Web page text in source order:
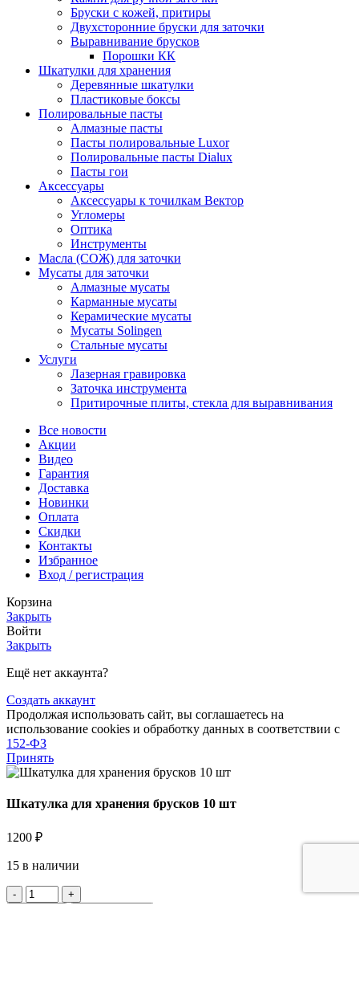
Бруски с кожей, притиры
Двухсторонние бруски для заточки
Выравнивание брусков
Порошки КК
Шкатулки для хранения
Деревянные шкатулки
Пластиковые боксы
Полировальные пасты
Алмазные пасты
Пасты полировальные Luxor
Полировальные пасты Dialux
Пасты гои
Аксессуары
Аксессуары к точилкам Вектор
Угломеры
Оптика
Инструменты
Масла (СОЖ) для заточки
Мусаты для заточки
Алмазные мусаты
Карманные мусаты
Керамические мусаты
Мусаты Solingen
Стальные мусаты
Услуги
Лазерная гравировка
Заточка инструмента
Притирочные плиты, стекла для выравнивания
Все новости
Акции
Видео
Гарантия
Доставка
Новинки
Оплата
Скидки
Контакты
Избранное
Вход / регистрация
Корзина
Закрыть
Войти
Закрыть
Ещё нет аккаунта?
Создать аккаунт
Продолжая использовать сайт, вы соглашаетесь на
использование cookies и обработку данных в соответствии с
152-ФЗ
Принять
Шкатулка для хранения брусков 10 шт
1200 ₽
15 в наличии
Количество
товара